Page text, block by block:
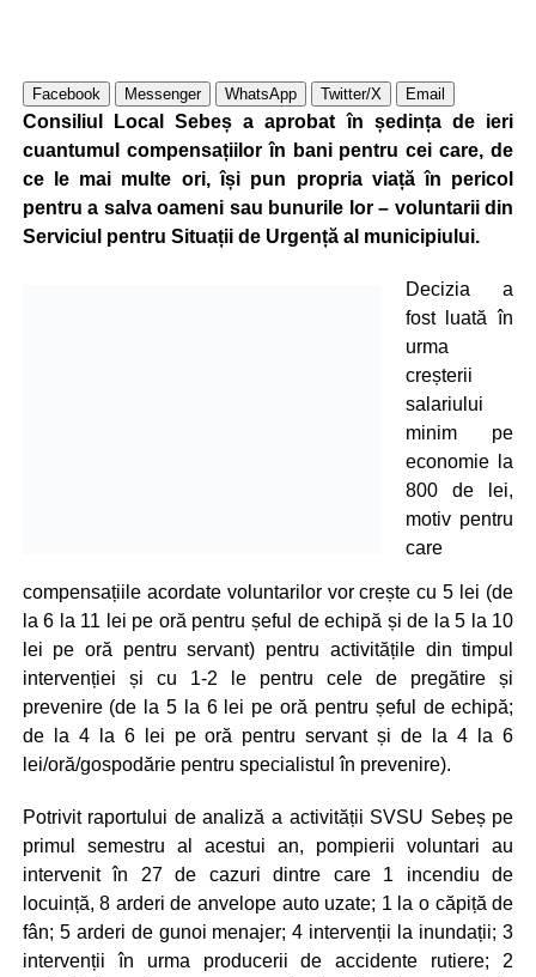
Facebook Messenger WhatsApp Twitter/X Email
Consiliul Local Sebeș a aprobat în ședința de ieri
cuantumul compensațiilor în bani pentru cei care, de
ce le mai multe ori, își pun propria viață în pericol
pentru a salva oameni sau bunurile lor – voluntarii din
Serviciul pentru Situații de Urgență al municipiului.
Decizia a
fost luată în
urma
creșterii
salariului
minim pe
economie la
800 de lei,
motiv pentru
care
compensațiile acordate voluntarilor vor crește cu 5 lei (de
la 6 la 11 lei pe oră pentru șeful de echipă și de la 5 la 10
lei pe oră pentru servant) pentru activitățile din timpul
intervenției și cu 1-2 le pentru cele de pregătire și
prevenire (de la 5 la 6 lei pe oră pentru șeful de echipă;
de la 4 la 6 lei pe oră pentru servant și de la 4 la 6
lei/oră/gospodărie pentru specialistul în prevenire).
Potrivit raportului de analiză a activității SVSU Sebeș pe
primul semestru al acestui an, pompierii voluntari au
intervenit în 27 de cazuri dintre care 1 incendiu de
locuință, 8 arderi de anvelope auto uzate; 1 la o căpiță de
fân; 5 arderi de gunoi menajer; 4 intervenții la inundații; 3
intervenții în urma producerii de accidente rutiere; 2